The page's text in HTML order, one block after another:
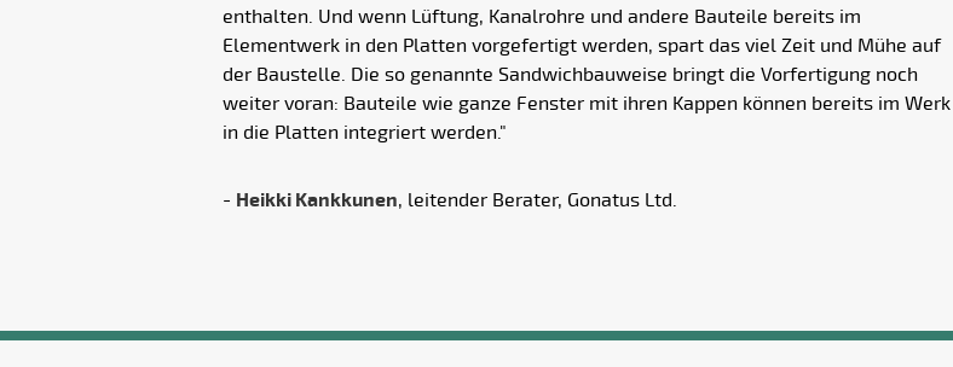
enthalten. Und wenn Lüftung, Kanalrohre und andere Bauteile bereits im
Elementwerk in den Platten vorgefertigt werden, spart das viel Zeit und Mühe auf
der Baustelle. Die so genannte Sandwichbauweise bringt die Vorfertigung noch
weiter voran: Bauteile wie ganze Fenster mit ihren Kappen können bereits im Werk
in die Platten integriert werden."
- Heikki Kankkunen, leitender Berater, Gonatus Ltd.